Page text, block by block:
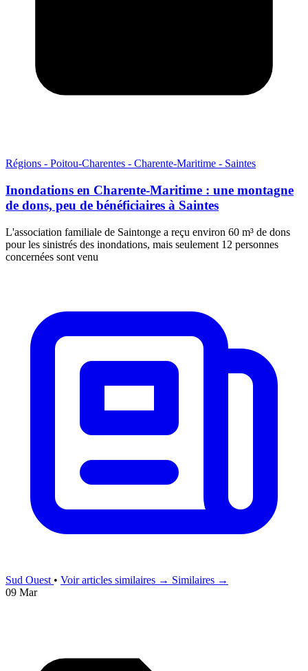
Régions - Poitou-Charentes - Charente-Maritime - Saintes
Inondations en Charente-Maritime : une montagne
de dons, peu de bénéficiaires à Saintes
L'association familiale de Saintonge a reçu environ 60 m³ de dons
pour les sinistrés des inondations, mais seulement 12 personnes
concernées sont venu
Sud Ouest • Voir articles similaires → Similaires →
09 Mar